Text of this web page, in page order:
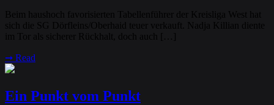
Beim haushoch favorisierten Tabellenführer der Kreisliga West hat
sich die SG Dörfleins/Oberhaid teuer verkauft. Nadja Killian diente
im Tor als sicherer Rückhalt, doch auch […]
➞ Read
Ein Punkt vom Punkt